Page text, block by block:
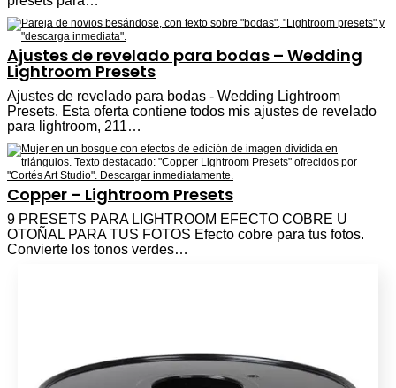
Ajustes de revelado para bodas – Wedding
Lightroom Presets
Ajustes de revelado para bodas - Wedding Lightroom
Presets. Esta oferta contiene todos mis ajustes de revelado
para lightroom, 211…
Copper – Lightroom Presets
9 PRESETS PARA LIGHTROOM EFECTO COBRE U
OTOÑAL PARA TUS FOTOS Efecto cobre para tus fotos.
Convierte los tonos verdes…